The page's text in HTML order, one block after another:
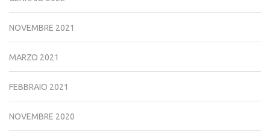
NOVEMBRE 2021
MARZO 2021
FEBBRAIO 2021
NOVEMBRE 2020